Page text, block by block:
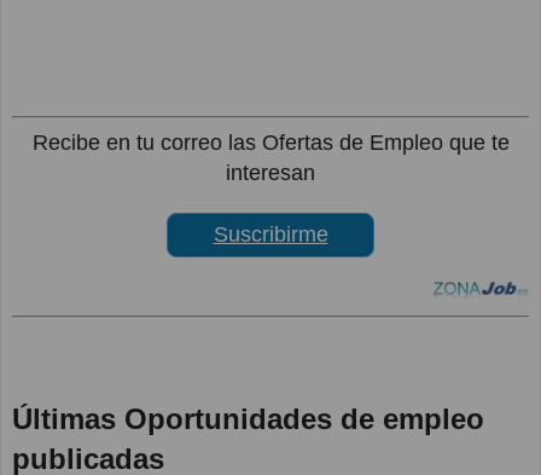
Recibe en tu correo las Ofertas de Empleo que te
interesan
Suscribirme
Últimas Oportunidades de empleo
publicadas